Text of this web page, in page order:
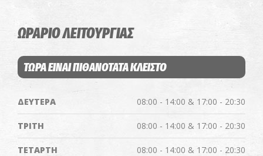
ΩΡΑΡΙΟ ΛΕΙΤΟΥΡΓΙΑΣ
ΤΩΡΑ ΕΙΝΑΙ ΠΙΘΑΝΟΤΑΤΑ ΚΛΕΙΣΤΟ
ΔΕΥΤΕΡΑ 08:00 - 14:00 & 17:00 - 20:30
ΤΡΙΤΗ 08:00 - 14:00 & 17:00 - 20:30
ΤΕΤΑΡΤΗ 08:00 - 14:00 & 17:00 - 20:30